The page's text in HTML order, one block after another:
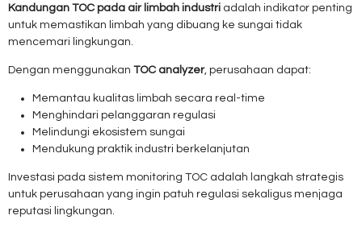
Kandungan TOC pada air limbah industri adalah indikator penting
untuk memastikan limbah yang dibuang ke sungai tidak
mencemari lingkungan.
Dengan menggunakan TOC analyzer, perusahaan dapat:
Memantau kualitas limbah secara real-time
Menghindari pelanggaran regulasi
Melindungi ekosistem sungai
Mendukung praktik industri berkelanjutan
Investasi pada sistem monitoring TOC adalah langkah strategis
untuk perusahaan yang ingin patuh regulasi sekaligus menjaga
reputasi lingkungan.